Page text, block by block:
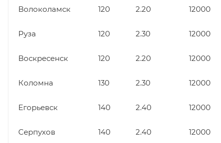
Волоколамск 120 2.20 12000
Руза 120 2.30 12000
Воскресенск 120 2.20 12000
Коломна 130 2.30 12000
Егорьевск 140 2.40 12000
Серпухов 140 2.40 12000